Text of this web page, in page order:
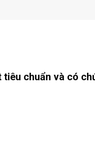
chuẩn và có